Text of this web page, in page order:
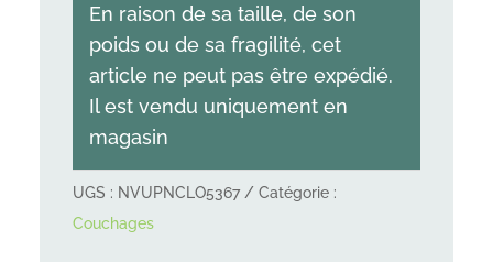
En raison de sa taille, de son
poids ou de sa fragilité, cet
article ne peut pas être expédié.
Il est vendu uniquement en
magasin
UGS : NVUPNCLO5367
Catégorie :
Couchages